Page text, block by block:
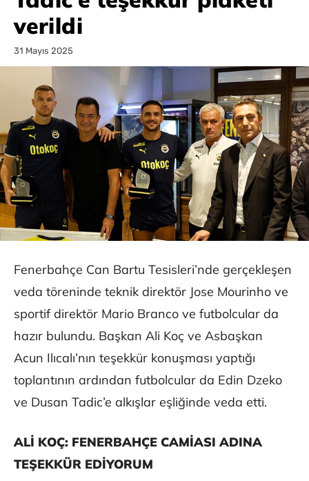
verildi
31 Mayıs 2025
Fenerbahçe Can Bartu Tesisleri’nde gerçekleşen
veda töreninde teknik direktör Jose Mourinho ve
sportif direktör Mario Branco ve futbolcular da
hazır bulundu. Başkan Ali Koç ve Asbaşkan
Acun Ilıcalı’nın teşekkür konuşması yaptığı
toplantının ardından futbolcular da Edin Dzeko
ve Dusan Tadic’e alkışlar eşliğinde veda etti.
ALİ KOÇ: FENERBAHÇE CAMİASI ADINA
TEŞEKKÜR EDİYORUM